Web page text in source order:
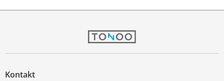
Kontakt